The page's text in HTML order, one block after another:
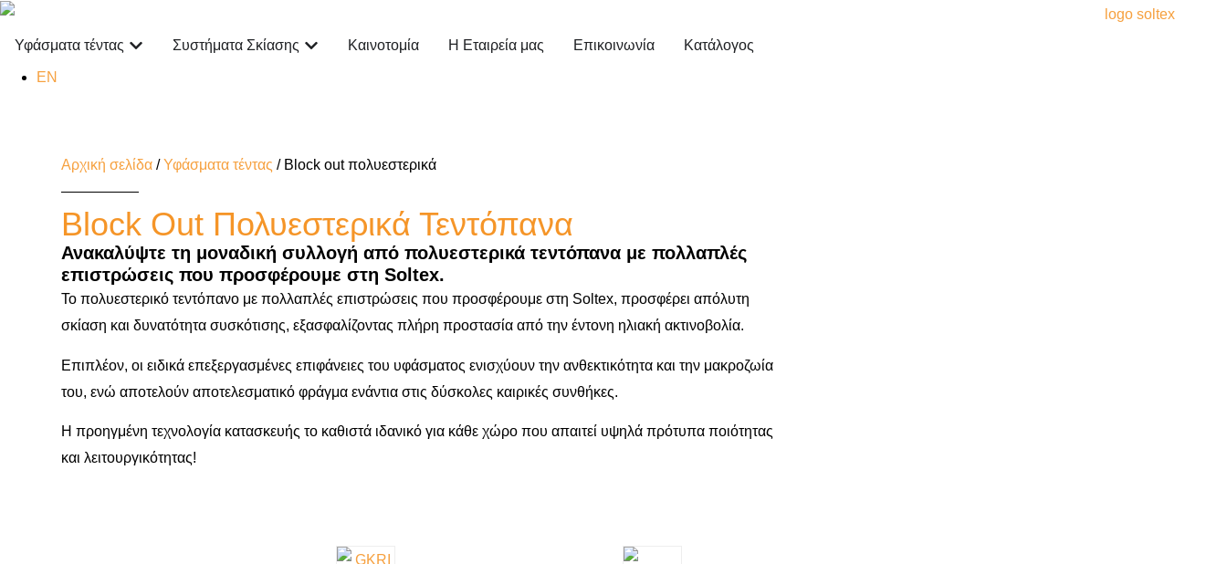
Υφάσματα τέντας Συστήματα Σκίασης Καινοτομία Η Εταιρεία μας Επικοινωνία Κατάλογος
EN
Αρχική σελίδα / Υφάσματα τέντας / Βlock out πολυεστερικά
Block Out Πολυεστερικά Τεντόπανα
Ανακαλύψτε τη μοναδική συλλογή από πολυεστερικά τεντόπανα με πολλαπλές
επιστρώσεις που προσφέρουμε στη Soltex.
Το πολυεστερικό τεντόπανο με πολλαπλές επιστρώσεις που προσφέρουμε στη Soltex, προσφέρει απόλυτη
σκίαση και δυνατότητα συσκότισης, εξασφαλίζοντας πλήρη προστασία από την έντονη ηλιακή ακτινοβολία.
Επιπλέον, οι ειδικά επεξεργασμένες επιφάνειες του υφάσματος ενισχύουν την ανθεκτικότητα και την μακροζωία
του, ενώ αποτελούν αποτελεσματικό φράγμα ενάντια στις δύσκολες καιρικές συνθήκες.
Η προηγμένη τεχνολογία κατασκευής το καθιστά ιδανικό για κάθε χώρο που απαιτεί υψηλά πρότυπα ποιότητας
και λειτουργικότητας!